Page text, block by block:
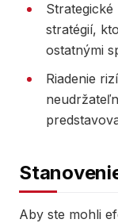
stratégií,
ostatnými
Riadenie
Aby ste mohli